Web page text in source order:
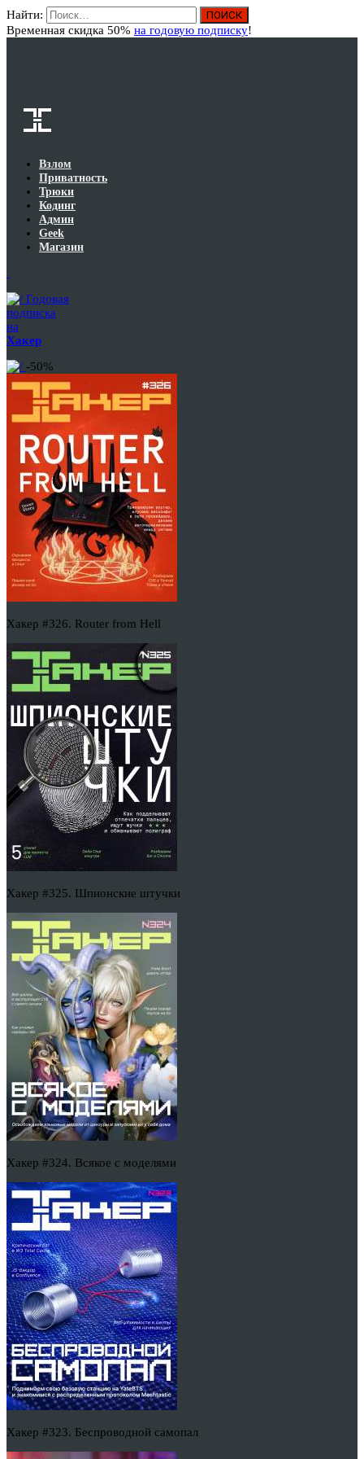
Найти:
Временная скидка 50% на годовую подписку!
Взлом
Приватность
Трюки
Кодинг
Админ
Geek
Магазин
Годовая
подписка
на
Хакер
-50%
Хакер #326. Router from Hell
Хакер #325. Шпионские штучки
Хакер #324. Всякое с моделями
Хакер #323. Беспроводной самопал